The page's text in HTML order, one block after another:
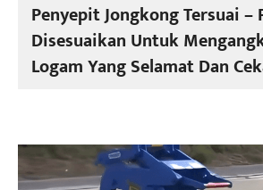
Penyepit Jongkong Tersuai –
Disesuaikan Untuk
Logam Yang Selamat Dan